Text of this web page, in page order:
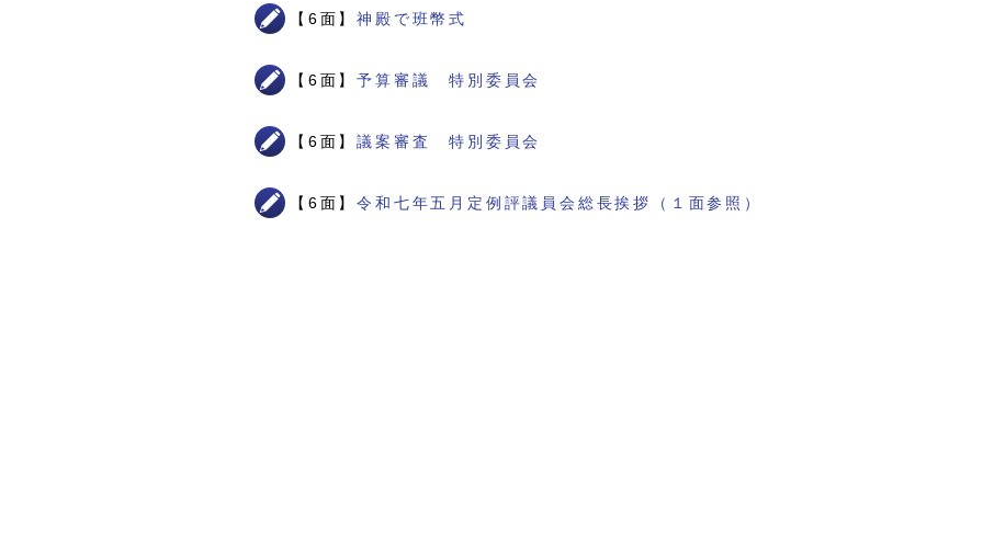
【6面】神殿で班幣式
【6面】予算審議 特別委員会
【6面】議案審査 特別委員会
【6面】令和七年五月定例評議員会総長挨拶（１面参照）